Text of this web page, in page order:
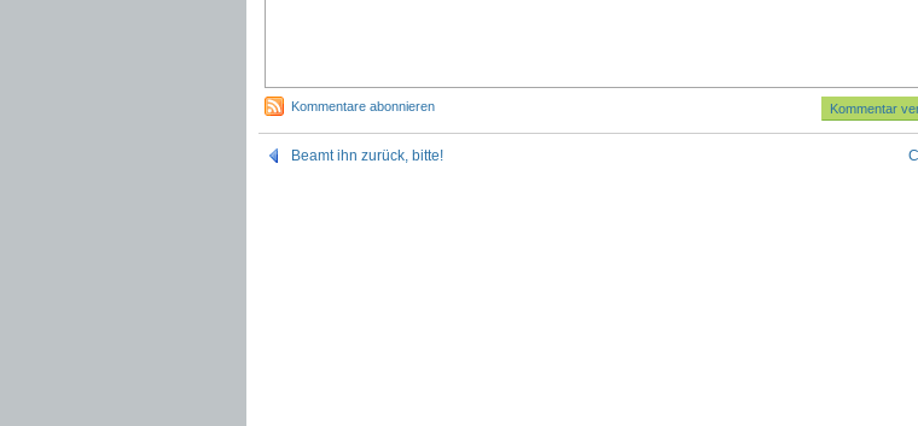
Kommentare abonnieren
Beamt ihn zurück, bitte!